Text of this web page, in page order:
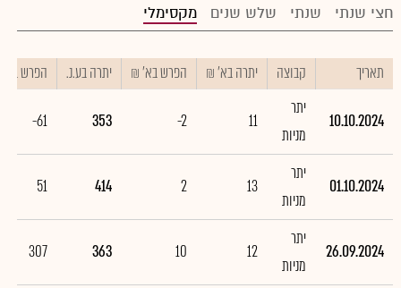
חצי שנתי שנתי שלש שנים מקסימלי
תאריך קבוצה יתרה בא' ₪ הפרש בא' ₪ יתרה בע.נ. הפרש
10.10.2024
יתר
מניות
11
-2
353
-61
01.10.2024
יתר
מניות
13
2
414
51
26.09.2024
יתר
מניות
12
10
363
307